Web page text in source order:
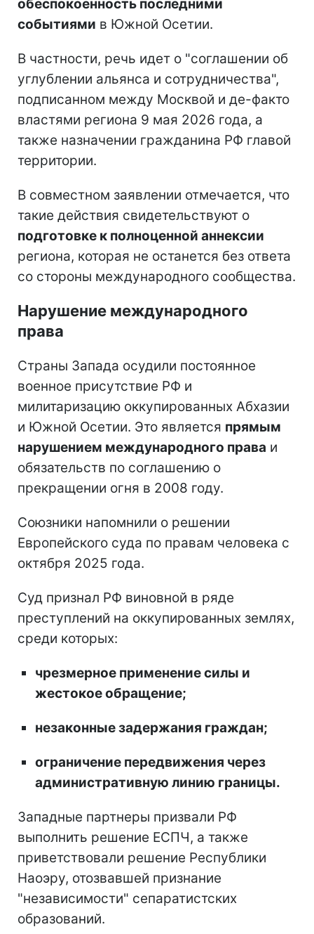
обеспокоенность последними
событиями в Южной Осетии.
В частности, речь идет о "соглашении об
углублении альянса и сотрудничества",
подписанном между Москвой и де-факто
властями региона 9 мая 2026 года, а
также назначении гражданина РФ главой
территории.
В совместном заявлении отмечается, что
такие действия свидетельствуют о
подготовке к полноценной аннексии
региона, которая не останется без ответа
со стороны международного сообщества.
Нарушение международного
права
Страны Запада осудили постоянное
военное присутствие РФ и
милитаризацию оккупированных Абхазии
и Южной Осетии. Это является прямым
нарушением международного права и
обязательств по соглашению о
прекращении огня в 2008 году.
Союзники напомнили о решении
Европейского суда по правам человека с
октября 2025 года.
Суд признал РФ виновной в ряде
преступлений на оккупированных землях,
среди которых:
чрезмерное применение силы и
жестокое обращение;
незаконные задержания граждан;
ограничение передвижения через
административную линию границы.
Западные партнеры призвали РФ
выполнить решение ЕСПЧ, а также
приветствовали решение Республики
Наоэру, отозвавшей признание
"независимости" сепаратистских
образований.